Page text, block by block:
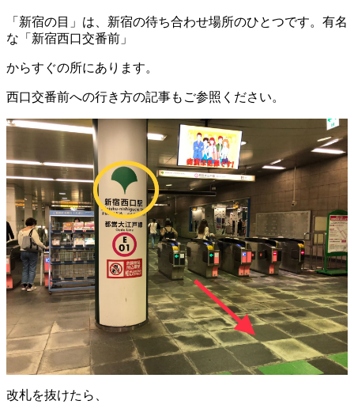
「新宿の目」は、新宿の待ち合わせ場所のひとつです。有名
な「新宿西口交番前」
からすぐの所にあります。
西口交番前への行き方の記事もご参照ください。
改札を抜けたら、